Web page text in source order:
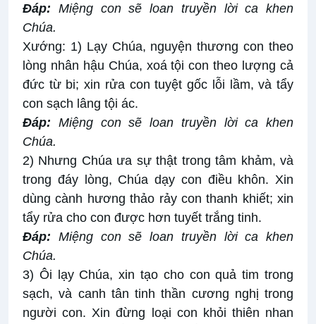
Ðáp: Miệng con sẽ loan truyền lời ca khen
Chúa.
Xướng: 1) Lạy Chúa, nguyện thương con theo
lòng nhân hậu Chúa, xoá tội con theo lượng cả
đức từ bi; xin rửa con tuyệt gốc lỗi lầm, và tẩy
con sạch lâng tội ác.
Ðáp: Miệng con sẽ loan truyền lời ca khen
Chúa.
2) Nhưng Chúa ưa sự thật trong tâm khảm, và
trong đáy lòng, Chúa dạy con điều khôn. Xin
dùng cành hương thảo rảy con thanh khiết; xin
tẩy rửa cho con được hơn tuyết trắng tinh.
Ðáp: Miệng con sẽ loan truyền lời ca khen
Chúa.
3) Ôi lạy Chúa, xin tạo cho con quả tim trong
sạch, và canh tân tinh thần cương nghị trong
người con. Xin đừng loại con khỏi thiên nhan